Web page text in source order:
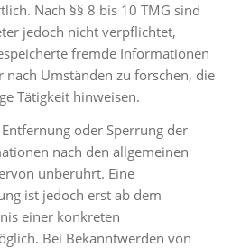
Nach §§ 8 bis 10 TMG sind
jedoch nicht verpflichtet,
fremde Informationen
nach Umständen zu forschen, die
Tätigkeit hinweisen.
oder Sperrung der
nach den allgemeinen
unberührt. Eine
ist jedoch erst ab dem
einer konkreten
Bei Bekanntwerden von